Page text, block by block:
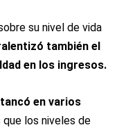
su nivel de vida
también el
en los ingresos.
en varios
que los niveles de